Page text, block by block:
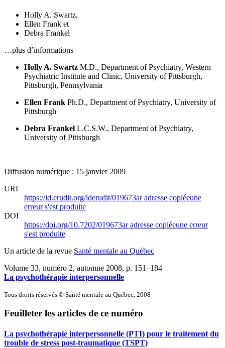
Holly A. Swartz,
Ellen Frank et
Debra Frankel
…plus d’informations
Holly A. Swartz M.D., Department of Psychiatry, Western
Psychiatric Institute and Clinic, University of Pittsburgh,
Pittsburgh, Pennsylvania
Ellen Frank Ph.D., Department of Psychiatry, University of
Pittsburgh
Debra Frankel L.C.S.W., Department of Psychiatry,
University of Pittsburgh
Diffusion numérique : 15 janvier 2009
URI
https://id.erudit.org/iderudit/019673aradresse copiéeune
erreur s'est produite
DOI
https://doi.org/10.7202/019673aradresse copiéeune erreur
s'est produite
Un article de la revue Santé mentale au Québec
Volume 33, numéro 2, automne 2008, p. 151–184
La psychothérapie interpersonnelle
Tous droits réservés © Santé mentale au Québec, 2008
Feuilleter les articles de ce numéro
La psychothérapie interpersonnelle (PTI) pour le traitement du
trouble de stress post-traumatique (TSPT)